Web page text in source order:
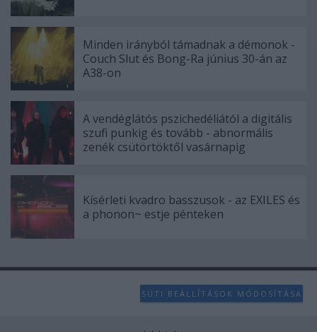
Minden irányból támadnak a démonok -
Couch Slut és Bong-Ra június 30-án az
A38-on
A vendéglátós pszichedéliától a digitális
szufi punkig és tovább - abnormális
zenék csütörtöktől vasárnapig
Kísérleti kvadro basszusok - az EXILES és
a phonon~ estje pénteken
SÜTI BEÁLLÍTÁSOK MÓDOSÍTÁSA